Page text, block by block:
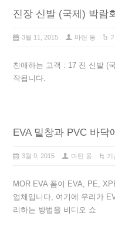
진장 신발 (국제) 박람
3월 11, 2015 마틴 웅
친애하는 고객 : 17 진 신발 (
작됩니다.
EVA 밑창과 PVC 바닥
3월 9, 2015 마틴 웅 기
MOR EVA 폼이 EVA, PE,
업체입니다, 여기에 우리가
리하는 방법을 비디오 쇼